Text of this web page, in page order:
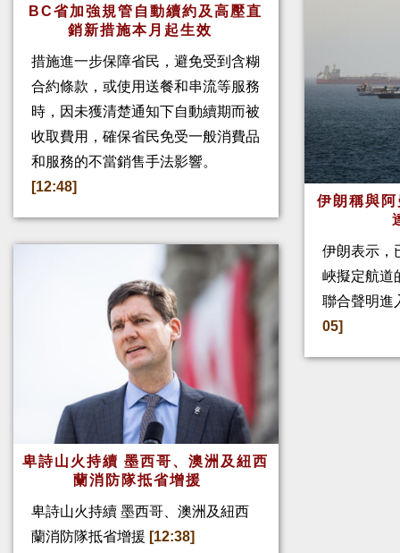
BC省加強規管自動續約及高壓直
銷新措施本月起生效
措施進一步保障省民，避免受到含糊
合約條款，或使用送餐和串流等服務
時，因未獲清楚通知下自動續期而被
收取費用，確保省民免受一般消費品
和服務的不當銷售手法影響。
[12:48]
卑詩山火持續 墨西哥、澳洲及紐西
蘭消防隊抵省增援
卑詩山火持續 墨西哥、澳洲及紐西
蘭消防隊抵省增援 [12:38]
伊朗稱與
伊朗表示，
峽擬定航道
聯合聲明進
05]